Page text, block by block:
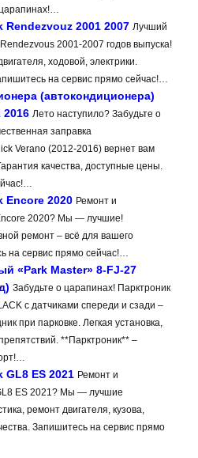
2001 2007 Лучший
2001-2007 годов выпуска!
ходовой, электрики.
на сервис прямо сейчас!…
(автокондиционера)
2016 Лето наступило? Забудьте о
заправка
Verano (2012-2016) вернет вам
качества, доступные цены.
Encore 2020 Ремонт и
2020? Мы — лучшие!
ремонт – всё для вашего
на сервис прямо сейчас!…
«Park Master» 8-FJ-27
Забудьте о царапинах! Парктроник
с датчиками спереди и сзади –
при парковке. Легкая установка,
**Парктроник** –
ES 2021 Ремонт и
ES 2021? Мы — лучшие
ремонт двигателя, кузова,
Запишитесь на сервис прямо